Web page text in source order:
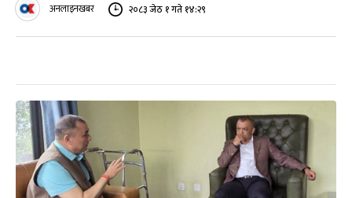
अनलाइनखबर २०८३ जेठ १ गते १४:२९